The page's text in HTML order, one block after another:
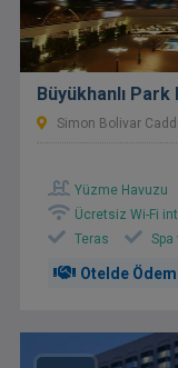
Büyükhanlı Park
Simon Bolivar
Yüzme Havuzu
Ücretsiz Wi-Fi
Teras
Spa
Otelde